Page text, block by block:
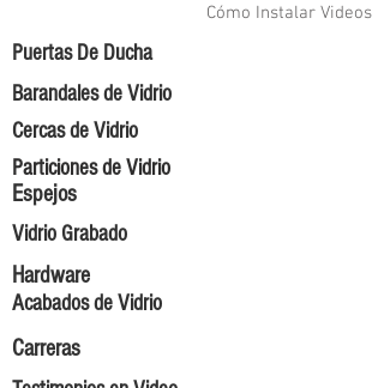
Cómo Instalar Videos
Puertas De Ducha
Barandales de Vidrio
Cercas de Vidrio
Particiones de Vidrio
Espejos
Vidrio Grabado
Hardware
Acabados de Vidrio
Carreras